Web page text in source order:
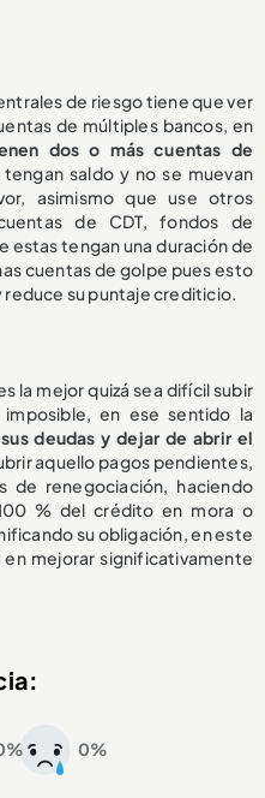
de riesgo tiene que ver
de múltiples bancos, en
dos o más cuentas de
saldo y no se muevan
asimismo que use otros
de CDT, fondos de
estas tengan una duración de
cuentas de golpe pues esto
reduce su puntaje crediticio.
la mejor quizá sea difícil subir
en ese sentido la
deudas y dejar de abrir el
aquello pagos pendientes,
de renegociación, haciendo
% del crédito en mora o
su obligación, en este
mejorar significativamente
0%